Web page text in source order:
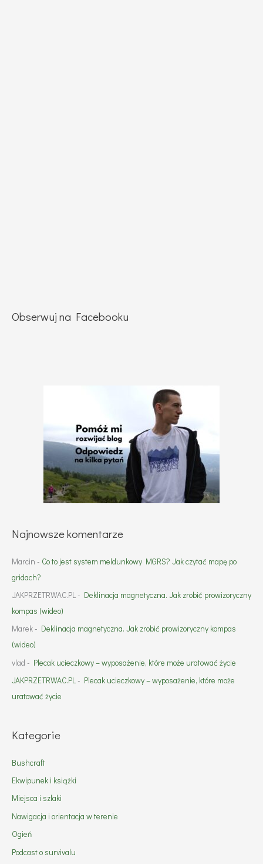
Obserwuj na Facebooku
Najnowsze komentarze
Marcin - Co to jest system meldunkowy MGRS? Jak czytać mapę po
gridach?
JAKPRZETRWAC.PL - Deklinacja magnetyczna. Jak zrobić prowizoryczny
kompas (wideo)
Marek - Deklinacja magnetyczna. Jak zrobić prowizoryczny kompas
(wideo)
vlad - Plecak ucieczkowy – wyposażenie, które może uratować życie
JAKPRZETRWAC.PL- Plecak ucieczkowy – wyposażenie, które może
uratować życie
Kategorie
Bushcraft
Ekwipunek i książki
Miejsca i szlaki
Nawigacja i orientacja w terenie
Ogień
Podcast o survivalu